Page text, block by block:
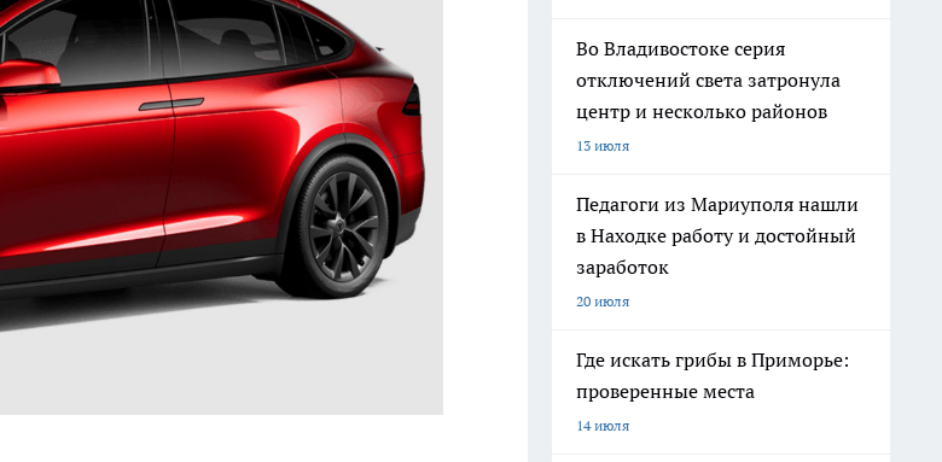
Во Владивостоке серия
отключений света затронула
центр и несколько районов
13 июля
Педагоги из Мариуполя нашли
в Находке работу и достойный
заработок
20 июля
Где искать грибы в Приморье:
проверенные места
14 июля